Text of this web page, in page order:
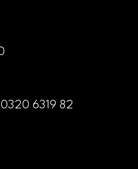
0320 6319 82